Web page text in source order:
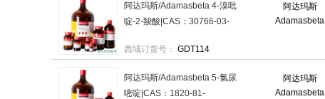
阿达玛斯
Adamasbeta
阿达玛斯/Adamasbeta 4-溴吡
啶-2-羧酸|CAS：30766-03-
瓶|Storeinacool,dryarea，
西域订货号： GDT114
阿达玛斯
Adamasbeta
阿达玛斯/Adamasbeta 5-氯尿
嘧啶|CAS：1820-81-